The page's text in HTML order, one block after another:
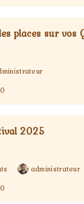
places sur vos
0
2025
administrateur
0